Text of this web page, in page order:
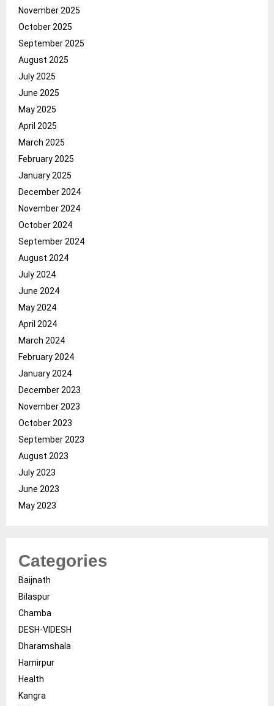
November 2025
October 2025
September 2025
August 2025
July 2025
June 2025
May 2025
April 2025
March 2025
February 2025
January 2025
December 2024
November 2024
October 2024
September 2024
August 2024
July 2024
June 2024
May 2024
April 2024
March 2024
February 2024
January 2024
December 2023
November 2023
October 2023
September 2023
August 2023
July 2023
June 2023
May 2023
Categories
Baijnath
Bilaspur
Chamba
DESH-VIDESH
Dharamshala
Hamirpur
Health
Kangra